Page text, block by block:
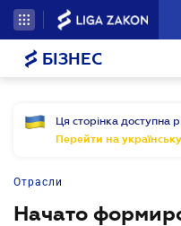
БІЗНЕС
Ця сторінка доступна
Перейти на українську
Отрасли
Начато